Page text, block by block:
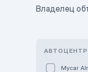
Владелец
Mycar